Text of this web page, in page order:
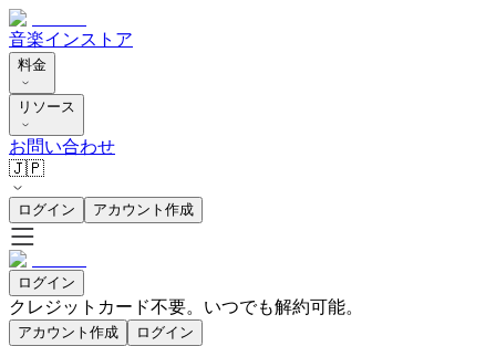
音楽インストア
料金
リソース
お問い合わせ
🇯🇵
ログイン アカウント作成
ログイン
クレジットカード不要。いつでも解約可能。
アカウント作成 ログイン